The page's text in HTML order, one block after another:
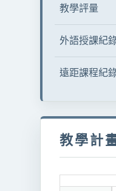
教學評量
外語授課紀
遠距課程紀
教學計